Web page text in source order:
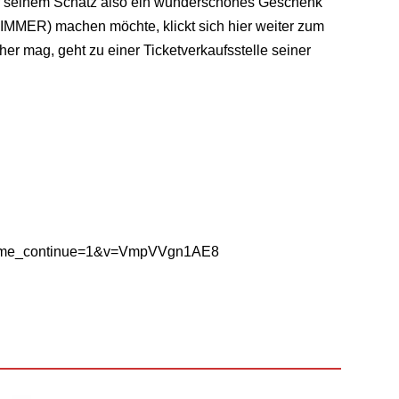
machen möchte, klickt sich hier weiter zum
mag, geht zu einer Ticketverkaufsstelle seiner